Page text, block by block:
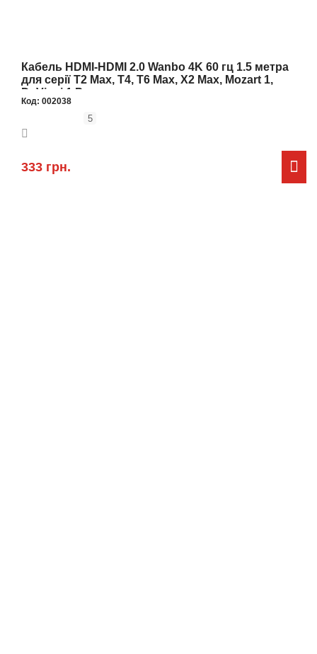
Кабель HDMI-HDMI 2.0 Wanbo 4K 60 гц 1.5 метра
для серії T2 Max, T4, T6 Max, X2 Max, Mozart 1,
DaVinci 1 Pro
Код: 002038
5
333 грн.